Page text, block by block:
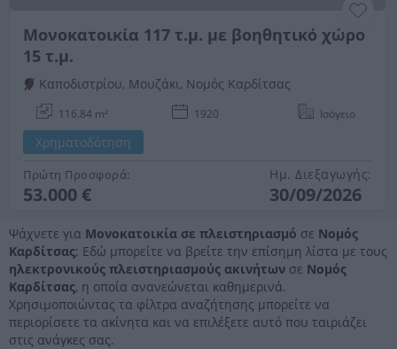
Μονοκατοικία 117 τ.μ. με βοηθητικό χώρο
15 τ.μ.
Καποδιστρίου, Μουζάκι, Νομός Καρδίτσας
116.84 m² 1920 Ισόγειο
Χρηματοδότηση
Πρώτη Προσφορά:
53.000 €
Ημ. Διεξαγωγής:
30/09/2026
Ψάχνετε για Μονοκατοικία σε πλειστηριασμό σε Νομός
Καρδίτσας; Εδώ μπορείτε να βρείτε την επίσημη λίστα με τους
ηλεκτρονικούς πλειστηριασμούς ακινήτων σε Νομός
Καρδίτσας, η οποία ανανεώνεται καθημερινά.
Χρησιμοποιώντας τα φίλτρα αναζήτησης μπορείτε να
περιορίσετε τα ακίνητα και να επιλέξετε αυτό που ταιριάζει
στις ανάγκες σας.